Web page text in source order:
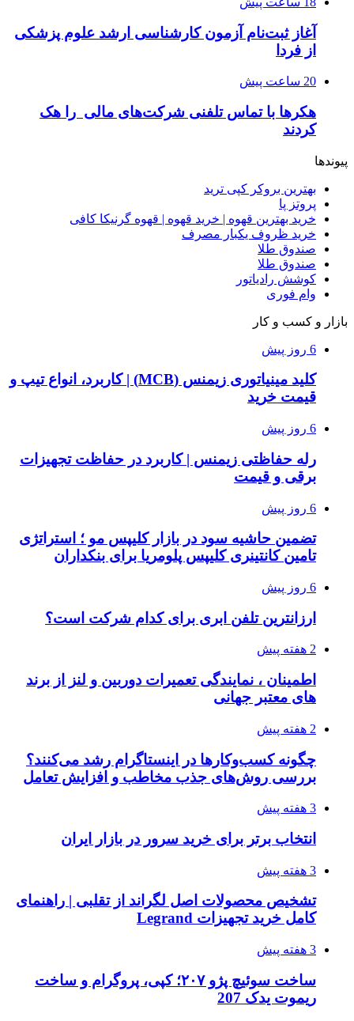
آغاز ثبت‌نام‌ آزمون کارشناسی ارشد علوم پزشکی
از فردا
20 ساعت پیش
هکرها با تماس تلفنی شرکت‌های مالی را هک
کردند
پیوندها
بهترین بروکر کپی ترید
پروتز پا
خرید بهترین قهوه | خرید قهوه | قهوه گرنیکا کافی
خرید ظروف یکبار مصرف
صندوق طلا
صندوق طلا
کوشش رادیاتور
وام فوری
بازار و کسب و کار
6 روز پیش
کلید مینیاتوری زیمنس (MCB) | کاربرد، انواع تیپ و
قیمت خرید
6 روز پیش
رله حفاظتی زیمنس | کاربرد در حفاظت تجهیزات
برقی و قیمت
6 روز پیش
تضمین حاشیه سود در بازار کلیپس مو ؛ استراتژی
تامین کانتینری کلیپس پلومریا برای بنکداران
6 روز پیش
ارزانترین تلفن ابری برای کدام شرکت است؟
2 هفته پیش
اطمینان ، نمایندگی تعمیرات دوربین و لنز از برند
های معتبر جهانی
2 هفته پیش
چگونه کسب‌وکارها در اینستاگرام رشد می‌کنند؟
بررسی روش‌های جذب مخاطب و افزایش تعامل
3 هفته پیش
انتخاب برتر برای خرید سرور در بازار ایران
3 هفته پیش
تشخیص محصولات اصل لگراند از تقلبی | راهنمای
کامل خرید تجهیزات Legrand
3 هفته پیش
ساخت سوئیچ پژو ۲۰۷؛ کپی، پروگرام و ساخت
ریموت یدک 207